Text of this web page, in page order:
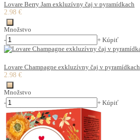
Lovare Berry Jam exkluzívny čaj v pyramídkach
2.98 €
Množstvo
-
+ Kúpiť
Lovare Champagne exkluzívny čaj v pyramídkach
2.98 €
Množstvo
-
+ Kúpiť